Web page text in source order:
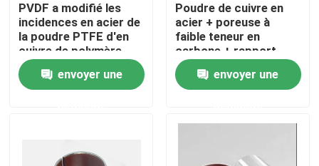
Maison
Au sujet de nous
PVDF a modifié les
incidences en acier de
la poudre PTFE d'en
cuivre de polymère
envoyer une
Poudre de cuivre en
acier + poreuse à
faible teneur en
carbone + rapport
modifié de trou de
polyformaldehyde
envoyer une